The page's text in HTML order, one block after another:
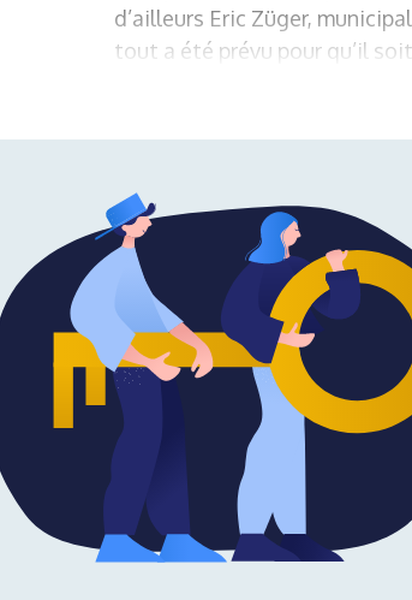
d’ailleurs Eric Züger,
tout a été prévu pour qu’il soit